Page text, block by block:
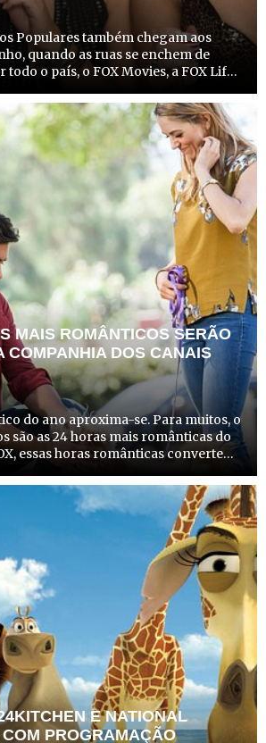
Populares também chegam aos
quando as ruas se enchem de
o país, o FOX Movies, a FOX Life e
sucesso e estrelas do cinema
MAIS ROMÂNTICOS SERÃO
COMPANHIA DOS CANAIS
do ano aproxima-se. Para muitos, o
são as 24 horas mais românticas do
essas horas românticas convertem-
aqueles que simplesmente
E NATIONAL
PROGRAMAÇÃO